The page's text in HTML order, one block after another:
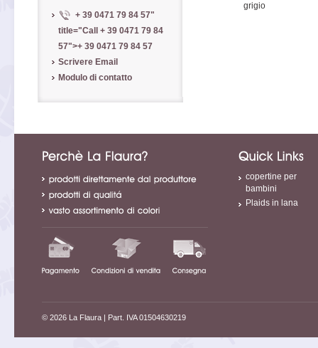
grigio
+ 39 0471 79 84 57"
title="Call + 39 0471 79 84
57">+ 39 0471 79 84 57
Scrivere Email
Modulo di contatto
copertine per
bambini
Plaids in lana
© 2026 La Flaura| Part. IVA 01504630219